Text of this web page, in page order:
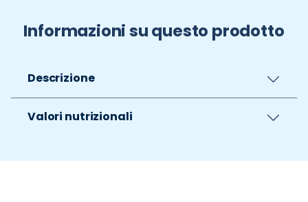
Informazioni su questo prodotto
Descrizione
Valori nutrizionali